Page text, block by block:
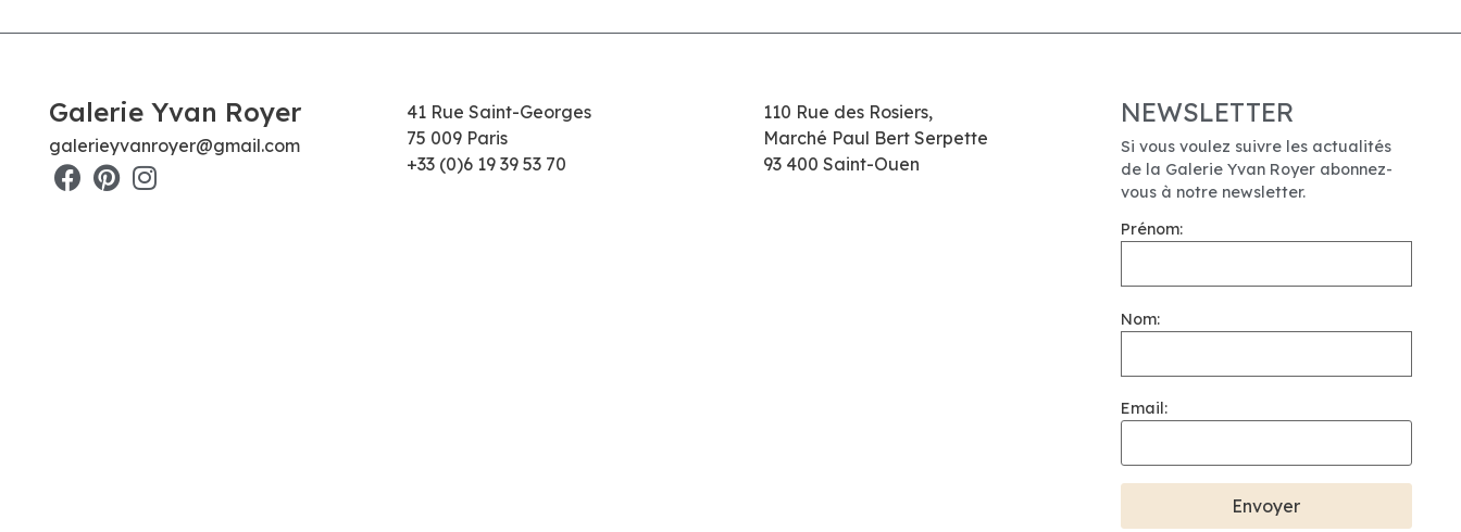
Galerie Yvan Royer
galerieyvanroyer@gmail.com
41 Rue Saint-Georges
75 009 Paris
+33 (0)6 19 39 53 70
110 Rue des Rosiers,
Marché Paul Bert Serpette
93 400 Saint-Ouen
NEWSLETTER
Si vous voulez suivre les actualités
de la Galerie Yvan Royer abonnez-
vous à notre newsletter.
Prénom:
Nom:
Email: